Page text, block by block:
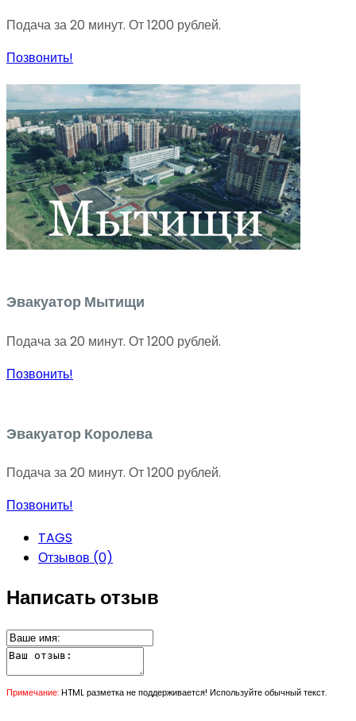
Подача за 20 минут. От 1200 рублей.
Позвонить!
Эвакуатор Мытищи
Подача за 20 минут. От 1200 рублей.
Позвонить!
Эвакуатор Королева
Подача за 20 минут. От 1200 рублей.
Позвонить!
TAGS
Отзывов (0)
Написать отзыв
Примечание:HTML разметка не поддерживается! Используйте обычный текст.